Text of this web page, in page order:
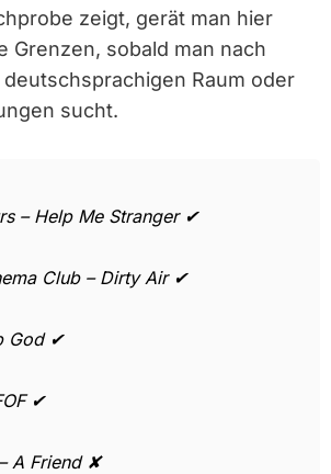
zeigt, gerät man hier
Grenzen, sobald man nach
Raum oder
sucht.
– Help Me Stranger ✔
Club – Dirty Air ✔
God ✔
✔
A Friend ✘